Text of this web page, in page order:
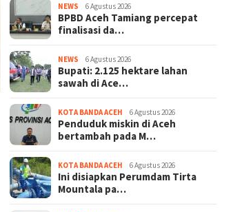
NEWS 6 Agustus 2026
BPBD Aceh Tamiang percepat
finalisasi da…
NEWS 6 Agustus 2026
Bupati: 2.125 hektare lahan
sawah di Ace…
KOTA BANDA ACEH 6 Agustus 2026
Penduduk miskin di Aceh
bertambah pada M…
KOTA BANDA ACEH 6 Agustus 2026
Ini disiapkan Perumdam Tirta
Mountala pa…